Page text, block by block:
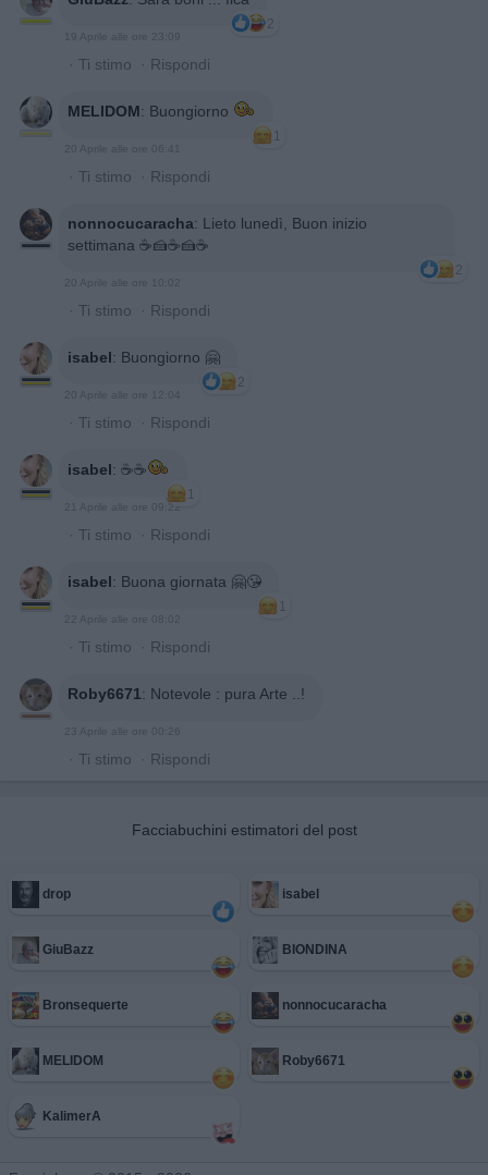
2
19 Aprile alle ore 23:09
· Ti stimo · Rispondi
MELIDOM: Buongiorno
1
20 Aprile alle ore 06:41
· Ti stimo · Rispondi
nonnocucaracha: Lieto lunedì, Buon inizio
settimana ☕️🍰☕️🍰☕️
2
20 Aprile alle ore 10:02
· Ti stimo · Rispondi
isabel: Buongiorno 🤗
2
20 Aprile alle ore 12:04
· Ti stimo · Rispondi
isabel: ☕️☕️
1
21 Aprile alle ore 09:22
· Ti stimo · Rispondi
isabel: Buona giornata 🤗😘
1
22 Aprile alle ore 08:02
· Ti stimo · Rispondi
Roby6671: Notevole : pura Arte ..!
23 Aprile alle ore 00:26
· Ti stimo · Rispondi
Facciabuchini estimatori del post
drop isabel
GiuBazz BIONDINA
Bronsequerte nonnocucaracha
MELIDOM Roby6671
KalimerA